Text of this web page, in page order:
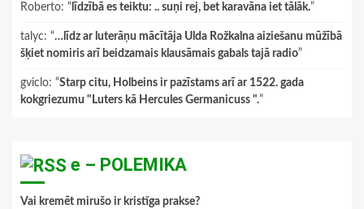
Roberto: “ līdzībā es teiktu: .. suņi rej, bet karavāna iet tālāk.”
talyc: “…līdz ar luterāņu mācītāja Ulda Rožkalna aiziešanu mūžībā
šķiet nomiris arī beidzamais klausāmais gabals tajā radio”
gviclo: “Starp citu, Holbeins ir pazīstams arī ar 1522. gada
kokgriezumu "Luters kā Hercules Germanicuss ".”
e – POLEMIKA
Vai kremēt mirušo ir kristīga prakse?